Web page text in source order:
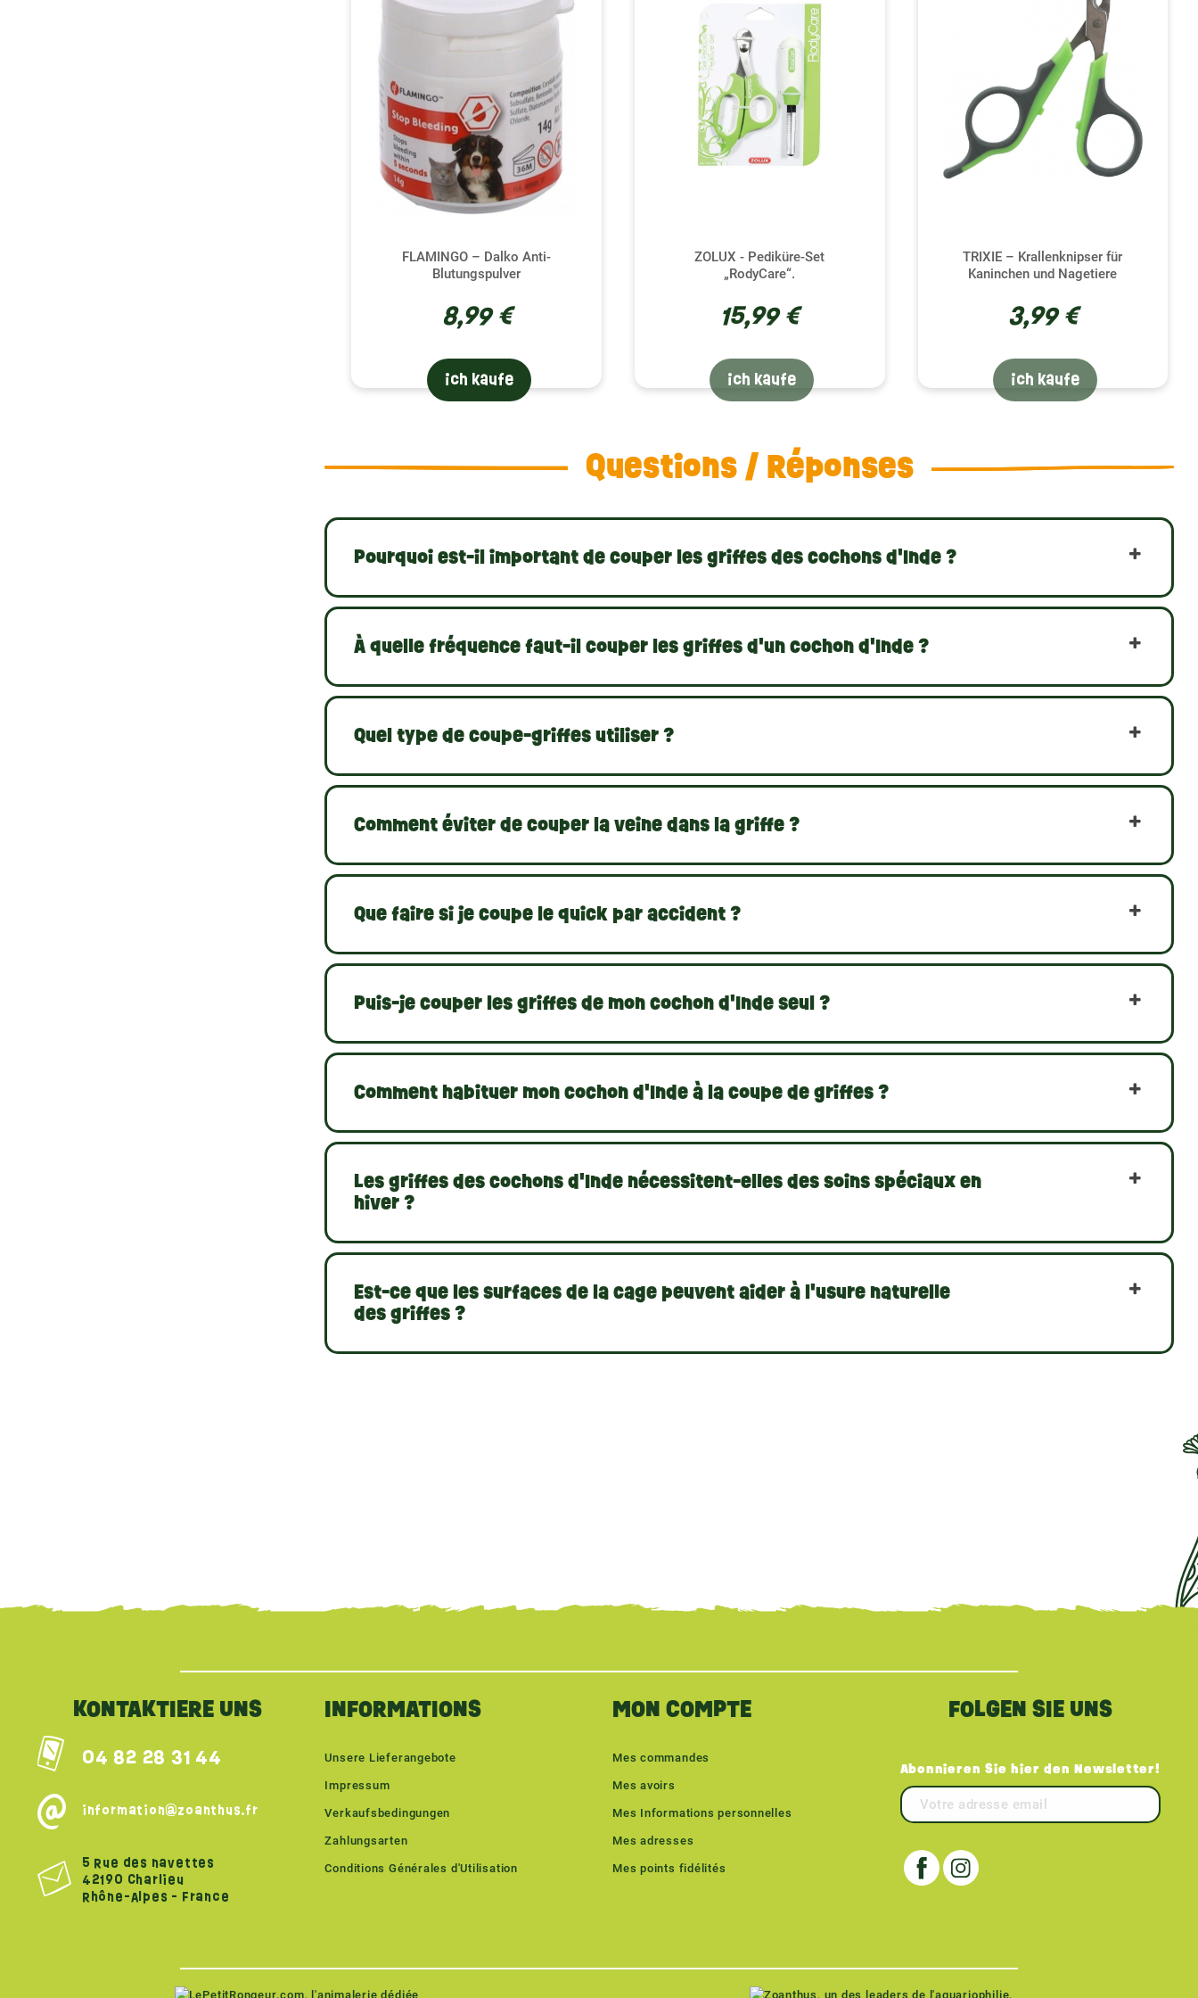
mag wie ein häufiger Vorfall erscheinen, ist aber auf lange Sicht die beste Lösung. Wenn die Krallen zu lang bleiben,
verlängert sich auch der schnelle Bereich, der empfindliche Bereich mit Nerven und Blutgefäßen. Daher ist es wichtig, dass
die Wunde nicht durchtrennt wird, da es sonst zu unnötigen Schmerzen und Blutungen kommt. Der Schnatz begrenzt die
Menge an Krallen, die Sie schneiden können, daher ist es am besten, vorbeugend zu handeln.
Wenn Sie mit dem Schneiden der Krallen Ihres Meerschweinchens zu lange warten, wächst der Nagel weiter, was die
Aufgabe schwieriger macht. Sie können die Rückbildung jedoch durch schrittweises Trimmen der Krallen fördern, was
jedoch einige Zeit in Anspruch nehmen wird. Zusammenfassend lässt sich sagen, dass es besser ist, auf Nummer sicher zu
gehen und die Krallen Ihres Haustiers auf die richtige Länge zu halten.
Tipps für stressfreies Nagelschneiden
Wir verstehen, dass das Schneiden der Krallen Ihres Meerschweinchens sowohl für Sie als auch für Ihr Meerschweinchen
stressig sein kann. Hier sind einige Tipps, die Ihnen diese Aufgabe erleichtern:
Wenn Ihr Haustier beim Schneiden gestresst zu sein scheint, machen Sie am besten eine Pause und versuchen Sie es
Richten Sie eine Routine ein, indem Sie die Nägel Ihres Haustiers regelmäßig schneiden. Je öfter Sie es tun, desto sicherer
werden Sie sich fühlen und Ihr Begleiter wird sich allmählich an die Prozedur gewöhnen.
Bei Le Petit Rongeur liegt uns das Wohlergehen Ihres Meerschweinchens am Herzen. Mit unserer Auswahl an hochwertigen
Nagelknipsern und unseren nützlichen Ratschlägen können Sie Ihre Krallen problemlos pflegen. Sorgen Sie dafür, dass sich
FLAMINGO – Dalko Anti-
Blutungspulver
8,99 €
ich kaufe
ZOLUX - Pediküre-Set
„RodyCare“.
15,99 €
ich kaufe
TRIXIE – Krallenknipser für
Kaninchen und Nagetiere
3,99 €
ich kaufe
Questions / Réponses
Pourquoi est-il important de couper les griffes des cochons d'Inde ?
À quelle fréquence faut-il couper les griffes d'un cochon d'Inde ?
Quel type de coupe-griffes utiliser ?
Comment éviter de couper la veine dans la griffe ?
Que faire si je coupe le quick par accident ?
Puis-je couper les griffes de mon cochon d'Inde seul ?
Comment habituer mon cochon d'Inde à la coupe de griffes ?
Les griffes des cochons d'Inde nécessitent-elles des soins spéciaux en
hiver ?
Est-ce que les surfaces de la cage peuvent aider à l'usure naturelle
des griffes ?
{literal}{/literal}
KONTAKTIERE UNS
04 82 28 31 44
information@zoanthus.fr
5 Rue des navettes
42190 Charlieu
Rhône-Alpes - France
INFORMATIONS
Unsere Lieferangebote
Impressum
Verkaufsbedingungen
Zahlungsarten
Conditions Générales d'Utilisation
MON COMPTE
Mes commandes
Mes avoirs
Mes Informations personnelles
Mes adresses
Mes points fidélités
FOLGEN SIE UNS
Abonnieren Sie hier den Newsletter!